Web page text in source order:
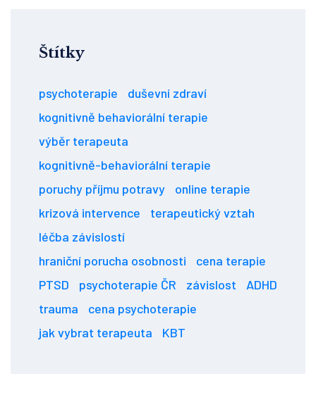
Štítky
psychoterapie
duševní zdraví
kognitivně behaviorální terapie
výběr terapeuta
kognitivně-behaviorální terapie
poruchy příjmu potravy
online terapie
krizová intervence
terapeutický vztah
léčba závislostí
hraniční porucha osobnosti
cena terapie
PTSD
psychoterapie ČR závislost
ADHD
trauma
cena psychoterapie
jak vybrat terapeuta
KBT